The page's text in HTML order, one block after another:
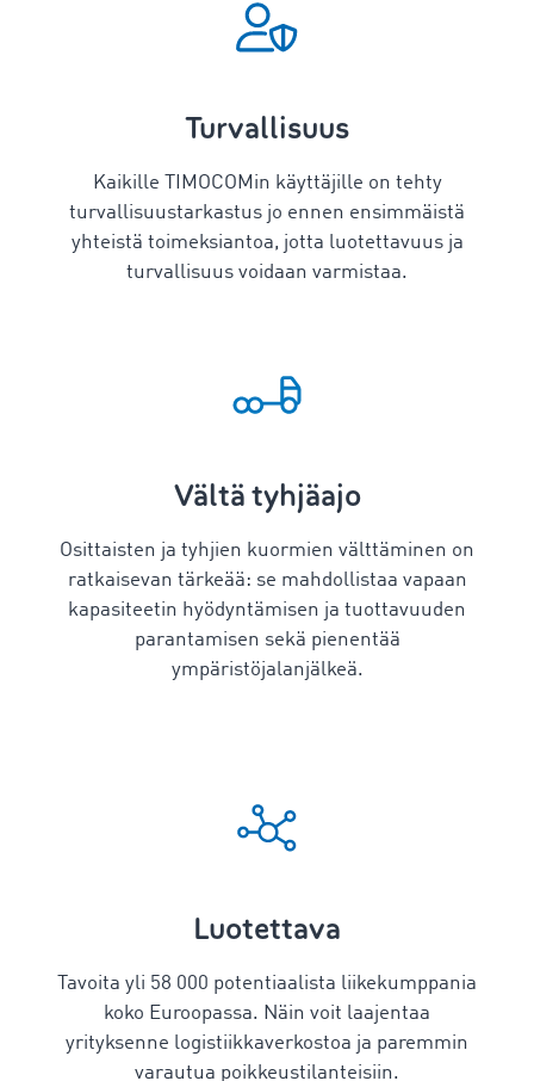
Turvallisuus
Kaikille TIMOCOMin käyttäjille on tehty
turvallisuustarkastus jo ennen ensimmäistä
yhteistä toimeksiantoa, jotta luotettavuus ja
turvallisuus voidaan varmistaa.
Vältä tyhjäajo
Osittaisten ja tyhjien kuormien välttäminen on
ratkaisevan tärkeää: se mahdollistaa vapaan
kapasiteetin hyödyntämisen ja tuottavuuden
parantamisen sekä pienentää
ympäristöjalanjälkeä.
Luotettava
Tavoita yli 58 000 potentiaalista liikekumppania
koko Euroopassa. Näin voit laajentaa
yrityksenne logistiikkaverkostoa ja paremmin
varautua poikkeustilanteisiin.